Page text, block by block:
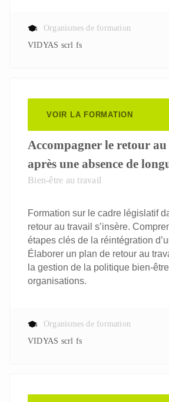
Organismes de formation
VIDYAS scrl fs
VOIR LA FORMATION
Accompagner le retour
après une absence de
Bien-être au travail
Formation sur le cadre législatif
retour au travail s’insère.
étapes clés de la réintégration
Élaborer un plan de retour au
la gestion de la politique bien-
organisations.
Organismes de formation
VIDYAS scrl fs